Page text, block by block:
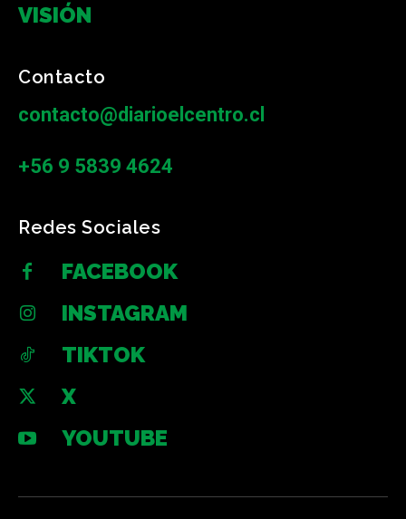
VISIÓN
Contacto
contacto@diarioelcentro.cl
+56 9 5839 4624
Redes Sociales
FACEBOOK
INSTAGRAM
TIKTOK
X
YOUTUBE